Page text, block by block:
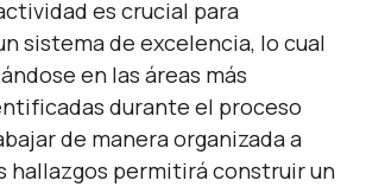
es crucial para
sistema de excelencia, lo cual
en las áreas más
durante el proceso
de manera organizada a
hallazgos permitirá construir un